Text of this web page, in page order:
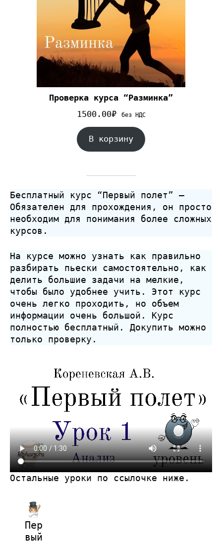
Проверка курса “Разминка”
1500.00₽ без НДС
В корзину
Бесплатный курс “Первый полет” –
Обязателен для прохождения, он просто
необходим для понимания более сложных
курсов.
На курсе можно узнать как правильно
разбирать пьески самостоятельно, как
делить большие задачи на мелкие,
чтобы было удобнее учить. Этот курс
очень легко проходить, но объем
информации очень большой. Курс
полностью бесплатный. Докупить можно
только проверку.
Остальные уроки по ссылочке ниже.
Пер
вый